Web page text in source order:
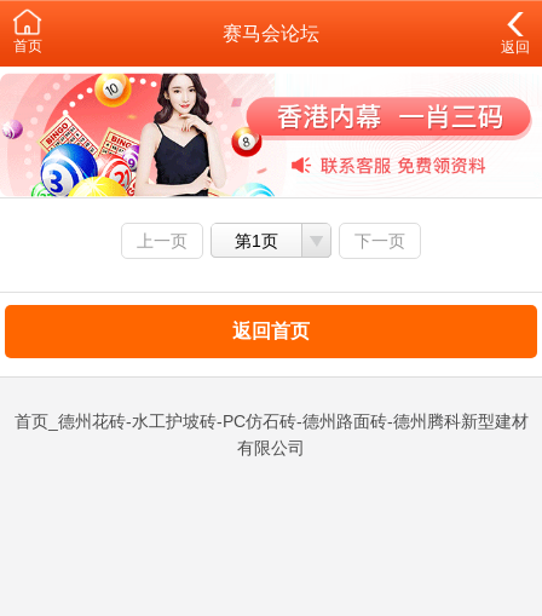
首页
赛马会论坛
返回
上一页 第1页 下一页
返回首页
首页_德州花砖-水工护坡砖-PC仿石砖-德州路面砖-德州腾科新型建材
有限公司